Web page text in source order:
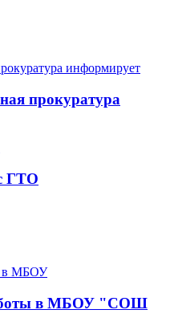
прокуратура
ГТО
в МБОУ "СОШ